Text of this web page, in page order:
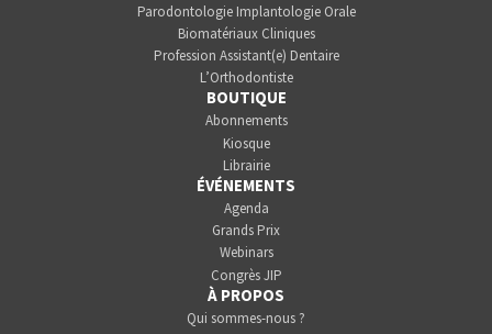
Parodontologie Implantologie Orale
Biomatériaux Cliniques
Profession Assistant(e) Dentaire
L’Orthodontiste
BOUTIQUE
Abonnements
Kiosque
Librairie
ÉVÉNEMENTS
Agenda
Grands Prix
Webinars
Congrès JIP
À PROPOS
Qui sommes-nous ?